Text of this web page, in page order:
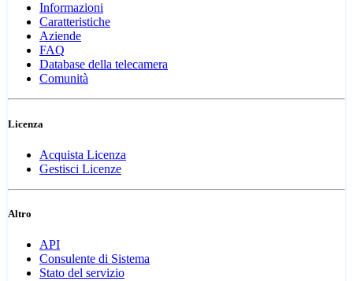
Informazioni
Caratteristiche
Aziende
FAQ
Database della telecamera
Comunità
Licenza
Acquista Licenza
Gestisci Licenze
Altro
API
Consulente di Sistema
Stato del servizio